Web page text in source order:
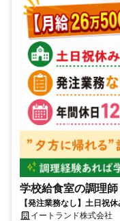
学校給食室の調理師
【発注業務なし】土日祝
イートランド株式会社